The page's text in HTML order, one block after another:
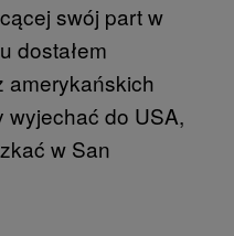
swój part w
dostałem
amerykańskich
wyjechać do USA,
w San